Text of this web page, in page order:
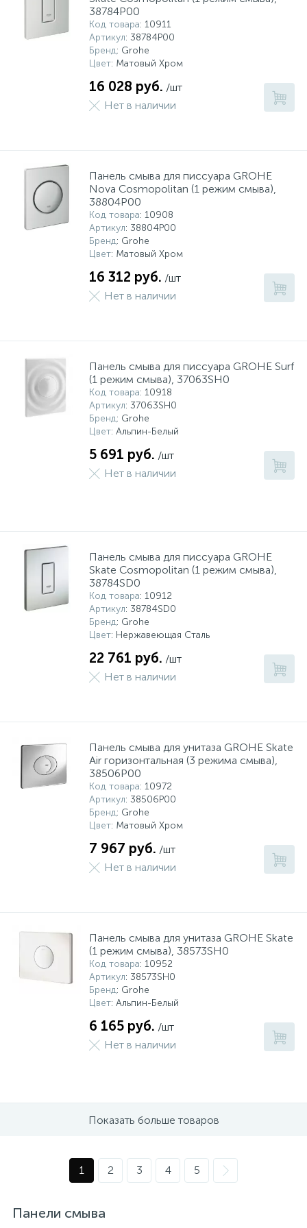
38784P00
Код товара: 10911
Артикул: 38784P00
Бренд: Grohe
Цвет: Матовый Хром
16 028 руб. /шт
Нет в наличии
Панель смыва для писсуара GROHE
Nova Cosmopolitan (1 режим смыва),
38804P00
Код товара: 10908
Артикул: 38804P00
Бренд: Grohe
Цвет: Матовый Хром
16 312 руб. /шт
Нет в наличии
Панель смыва для писсуара GROHE Surf
(1 режим смыва), 37063SH0
Код товара: 10918
Артикул: 37063SH0
Бренд: Grohe
Цвет: Альпин-Белый
5 691 руб. /шт
Нет в наличии
Панель смыва для писсуара GROHE
Skate Cosmopolitan (1 режим смыва),
38784SD0
Код товара: 10912
Артикул: 38784SD0
Бренд: Grohe
Цвет: Нержавеющая Сталь
22 761 руб. /шт
Нет в наличии
Панель смыва для унитаза GROHE Skate
Air горизонтальная (3 режима смыва),
38506P00
Код товара: 10972
Артикул: 38506P00
Бренд: Grohe
Цвет: Матовый Хром
7 967 руб. /шт
Нет в наличии
Панель смыва для унитаза GROHE Skate
(1 режим смыва), 38573SH0
Код товара: 10952
Артикул: 38573SH0
Бренд: Grohe
Цвет: Альпин-Белый
6 165 руб. /шт
Нет в наличии
Показать больше товаров
1 2 3 4 5
Панели смыва